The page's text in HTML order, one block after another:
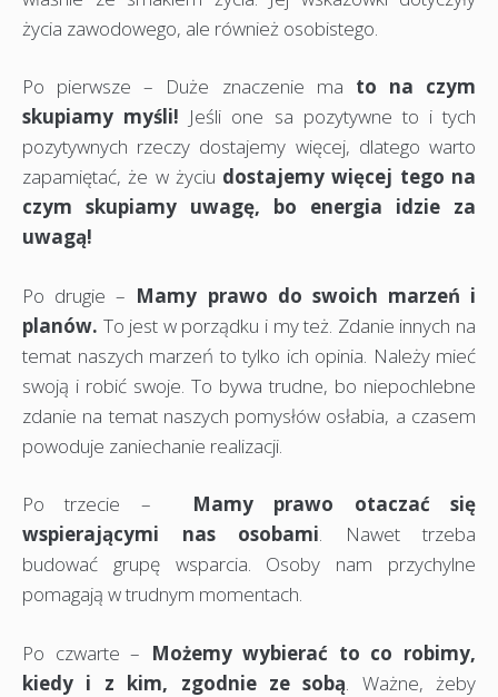
życia zawodowego, ale również osobistego.
Po pierwsze – Duże znaczenie ma to na czym
skupiamy myśli! Jeśli one sa pozytywne to i tych
pozytywnych rzeczy dostajemy więcej, dlatego warto
zapamiętać, że w życiu dostajemy więcej tego na
czym skupiamy uwagę, bo energia idzie za
uwagą!
Po drugie – Mamy prawo do swoich marzeń i
planów. To jest w porządku i my też. Zdanie innych na
temat naszych marzeń to tylko ich opinia. Należy mieć
swoją i robić swoje. To bywa trudne, bo niepochlebne
zdanie na temat naszych pomysłów osłabia, a czasem
powoduje zaniechanie realizacji.
Po trzecie – Mamy prawo otaczać się
wspierającymi nas osobami. Nawet trzeba
budować grupę wsparcia. Osoby nam przychylne
pomagają w trudnym momentach.
Po czwarte – Możemy wybierać to co robimy,
kiedy i z kim, zgodnie ze sobą . Ważne, żeby